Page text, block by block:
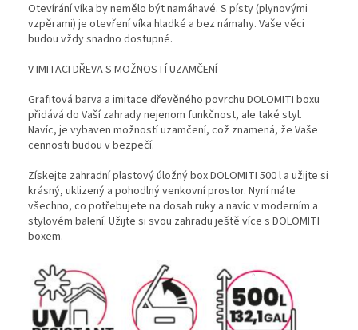
Otevírání víka by nemělo být namáhavé. S písty (plynovými
vzpěrami) je otevření víka hladké a bez námahy. Vaše věci
budou vždy snadno dostupné.
V IMITACI DŘEVA S MOŽNOSTÍ UZAMČENÍ
Grafitová barva a imitace dřevěného povrchu DOLOMITI boxu
přidává do Vaší zahrady nejenom funkčnost, ale také styl.
Navíc, je vybaven možností uzamčení, což znamená, že Vaše
cennosti budou v bezpečí.
Získejte zahradní plastový úložný box DOLOMITI 500 l a užijte si
krásný, uklizený a pohodlný venkovní prostor. Nyní máte
všechno, co potřebujete na dosah ruky a navíc v moderním a
stylovém balení. Užijte si svou zahradu ještě více s DOLOMITI
boxem.